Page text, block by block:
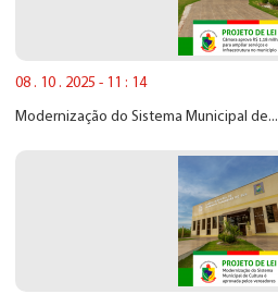
08 . 10 . 2025 - 11 : 14
Modernização do Sistema Municipal de...